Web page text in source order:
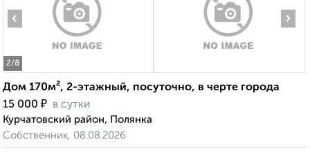
2/8
‹ ›
Дом 170м², 2-этажный, посуточно, в черте города
15 000 ₽ в сутки
Курчатовский район, Полянка
Собственник, 08.08.2026